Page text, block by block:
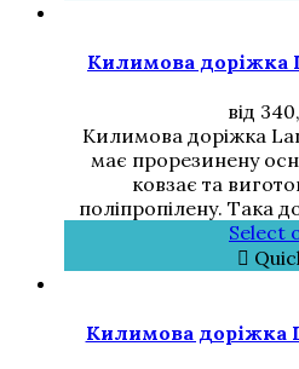
Килимова доріжка
від
Килимова доріжка
має прорезинену
ковзає та
поліпропілену. Така
Select
Килимова доріжка